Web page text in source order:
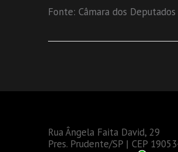
Fonte: Câmara dos Deputados
Rua Ângela Faita David, 29
Pres. Prudente/SP | CEP